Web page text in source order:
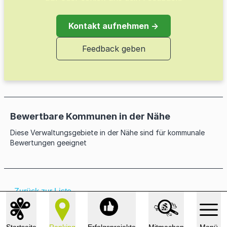
Windkraftanlagen und Windparks der
Bürgerenergiegenossenschaften
Energiemanagement kommunaler
Liegenschaften
Sanierung und Modernisierung kommunaler
Kontakt aufnehmen →
Feedback geben
Bewertbare Kommunen in der Nähe
Diese Verwaltungsgebiete in der Nähe sind für kommunale
Bewertungen geeignet
← Zurück zur Liste